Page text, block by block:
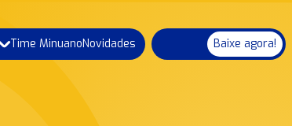
Time MinuanoNovidades Baixe agora!